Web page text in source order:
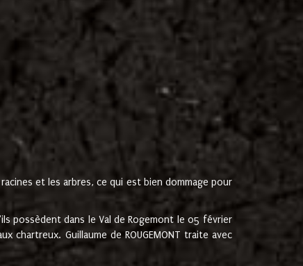
et les arbres, ce qui est bien dommage pour
possèdent dans le Val de Rogemont le 05 février
chartreux. Guillaume de ROUGEMONT traite avec